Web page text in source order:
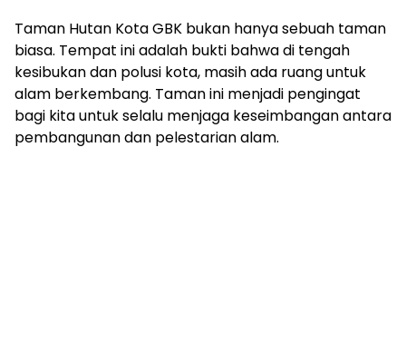
Taman Hutan Kota GBK bukan hanya sebuah taman
biasa. Tempat ini adalah bukti bahwa di tengah
kesibukan dan polusi kota, masih ada ruang untuk
alam berkembang. Taman ini menjadi pengingat
bagi kita untuk selalu menjaga keseimbangan antara
pembangunan dan pelestarian alam.